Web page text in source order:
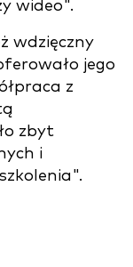
wideo".
wdzięczny
jego
z
zbyt
i